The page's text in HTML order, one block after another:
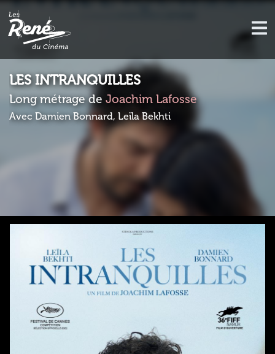
LES INTRANQUILLES
Long métrage de Joachim Lafosse
Avec Damien Bonnard, Leïla Bekhti